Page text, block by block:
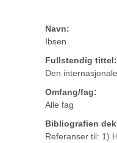
Navn:
Ibsen
Fullstendig tittel:
Den
Omfang/fag:
Alle fag
Bibliografien
Referanser til: 1)